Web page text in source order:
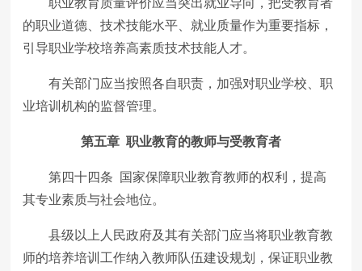
职业教育质量评价应当突出就业导向，把受教育者
的职业道德、技术技能水平、就业质量作为重要指标，
引导职业学校培养高素质技术技能人才。
有关部门应当按照各自职责，加强对职业学校、职
业培训机构的监督管理。
第五章 职业教育的教师与受教育者
第四十四条 国家保障职业教育教师的权利，提高
其专业素质与社会地位。
县级以上人民政府及其有关部门应当将职业教育教
师的培养培训工作纳入教师队伍建设规划，保证职业教